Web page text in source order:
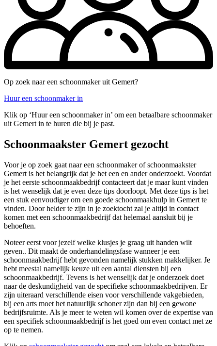
Op zoek naar een schoonmaker uit Gemert?
Huur een schoonmaker in
Klik op ‘Huur een schoonmaker in’ om een betaalbare schoonmaker
uit Gemert in te huren die bij je past.
Schoonmaakster Gemert gezocht
Voor je op zoek gaat naar een schoonmaker of schoonmaakster
Gemert is het belangrijk dat je het een en ander onderzoekt. Voordat
je het eerste schoonmaakbedrijf contacteert dat je maar kunt vinden
is het wenselijk dat je even deze tips doorloopt. Met deze tips is het
een stuk eenvoudiger om een goede schoonmaakhulp in Gemert te
vinden. Door helder te zijn in je zoektocht zal je altijd in contact
komen met een schoonmaakbedrijf dat helemaal aansluit bij je
behoeften.
Noteer eerst voor jezelf welke klusjes je graag uit handen wilt
geven.. Dit maakt de onderhandelingsfase wanneer je een
schoonmaakbedrijf hebt gevonden namelijk stukken makkelijker. Je
hebt meestal namelijk keuze uit een aantal diensten bij een
schoonmaakbedrijf. Tevens is het wenselijk dat je onderzoek doet
naar de deskundigheid van de specifieke schoonmaakbedrijven. Er
zijn uiteraard verschillende eisen voor verschillende vakgebieden,
bij een arts moet het natuurlijk schoner zijn dan bij een gewone
bedrijfsruimte. Als je meer te weten wil komen over de expertise van
een specifiek schoonmaakbedrijf is het goed om even contact met ze
op te nemen.